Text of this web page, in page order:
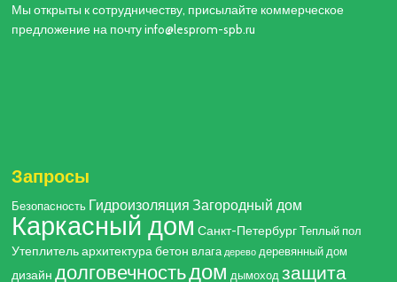
Мы открыты к сотрудничеству, присылайте коммерческое
предложение на почту info@lesprom-spb.ru
Запросы
Безопасность Гидроизоляция Загородный дом
Каркасный дом Санкт-Петербург Теплый пол
Утеплительархитектурабетон влага дерево деревянный дом
дизайн долговечностьдом дымоход защита